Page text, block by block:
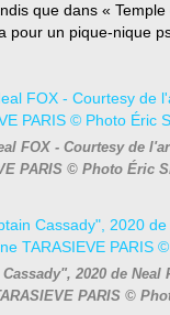
que dans «
pour un pique-nique
FOX - Courtesy de
PARIS © Photo Éric
2020 de
PARIS ©